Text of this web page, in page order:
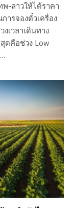
พ-ลาวให้ได้ราคา
ารจองตั๋วเครื่อง
เวลาเดินทาง
ดคือช่วง Low